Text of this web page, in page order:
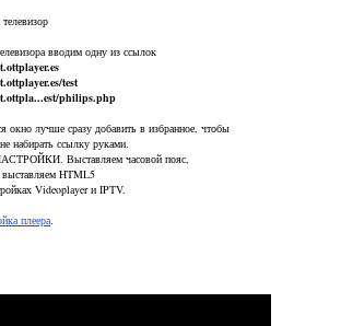
вводим одну из ссылок
test
philips.php
окно лучше сразу добавить в избранное, чтобы
набирать ссылку руками.
Выставляем часовой пояс,
выставляем HTML5
Videoplayer и IPTV.
плеера.